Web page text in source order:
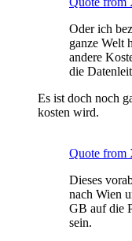
Oder ich
ganze Welt
andere
die
Es ist doch noch
kosten wird.
Quote from
Dieses
nach Wien
GB auf die
sein.